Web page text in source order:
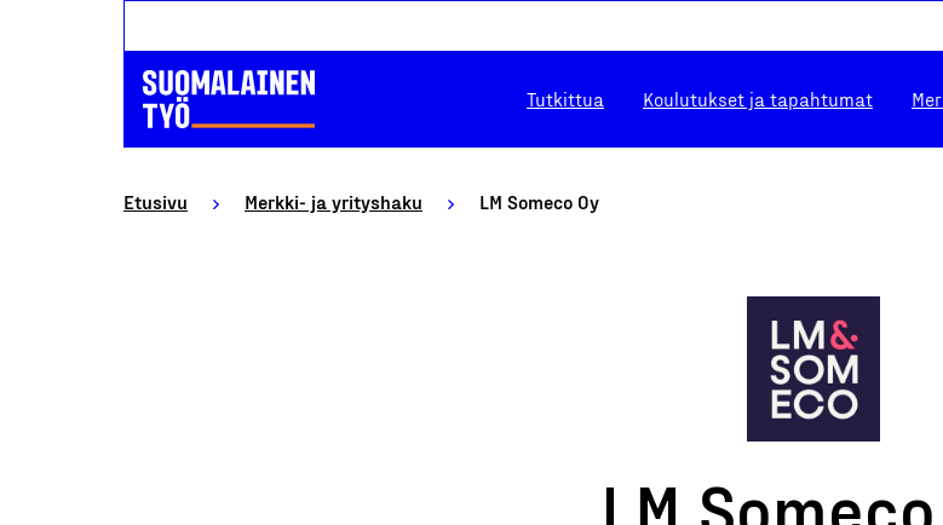
Tutkittua Koulutukset ja tapahtumat
Etusivu Merkki- ja yrityshaku LM Someco Oy
LM